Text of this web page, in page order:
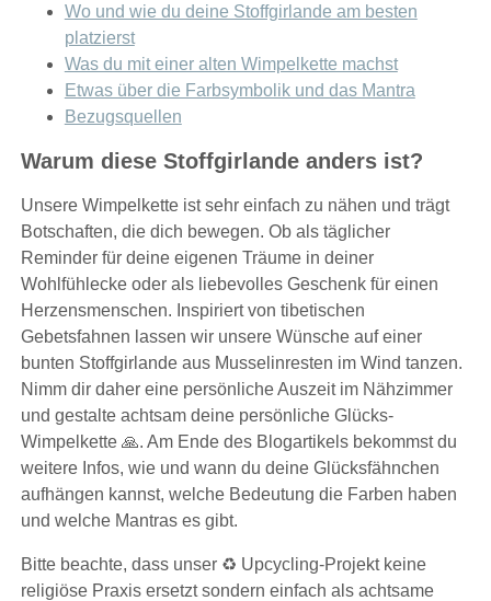
Wo und wie du deine Stoffgirlande am besten
platzierst
Was du mit einer alten Wimpelkette machst
Etwas über die Farbsymbolik und das Mantra
Bezugsquellen
Warum diese Stoffgirlande anders ist?
Unsere Wimpelkette ist sehr einfach zu nähen und trägt
Botschaften, die dich bewegen. Ob als täglicher
Reminder für deine eigenen Träume in deiner
Wohlfühlecke oder als liebevolles Geschenk für einen
Herzensmenschen. Inspiriert von tibetischen
Gebetsfahnen lassen wir unsere Wünsche auf einer
bunten Stoffgirlande aus Musselinresten im Wind tanzen.
Nimm dir daher eine persönliche Auszeit im Nähzimmer
und gestalte achtsam deine persönliche Glücks-
Wimpelkette 🙏. Am Ende des Blogartikels bekommst du
weitere Infos, wie und wann du deine Glücksfähnchen
aufhängen kannst, welche Bedeutung die Farben haben
und welche Mantras es gibt.
Bitte beachte, dass unser ♻️ Upcycling-Projekt keine
religiöse Praxis ersetzt sondern einfach als achtsame